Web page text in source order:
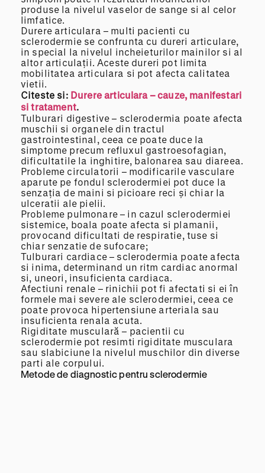
produse la nivelul vaselor de sange si al celor
limfatice.
Durere articulara – multi pacienti cu
sclerodermie se confrunta cu dureri articulare,
in special la nivelul incheieturilor mainilor si al
altor articulații. Aceste dureri pot limita
mobilitatea articulara si pot afecta calitatea
vietii.
Citeste si: Durere articulara – cauze, manifestari
si tratament.
Tulburari digestive – sclerodermia poate afecta
muschii si organele din tractul
gastrointestinal, ceea ce poate duce la
simptome precum refluxul gastroesofagian,
dificultatile la inghitire, balonarea sau diareea.
Probleme circulatorii – modificarile vasculare
aparute pe fondul sclerodermiei pot duce la
senzația de maini si picioare reci și chiar la
ulceratii ale pielii.
Probleme pulmonare – in cazul sclerodermiei
sistemice, boala poate afecta si plamanii,
provocand dificultati de respiratie, tuse si
chiar senzatie de sufocare;
Tulburari cardiace – sclerodermia poate afecta
si inima, determinand un ritm cardiac anormal
si, uneori, insuficienta cardiaca.
Afectiuni renale – rinichii pot fi afectati si ei în
formele mai severe ale sclerodermiei, ceea ce
poate provoca hipertensiune arteriala sau
insuficienta renala acuta.
Rigiditate musculară – pacientii cu
sclerodermie pot resimti rigiditate musculara
sau slabiciune la nivelul muschilor din diverse
parti ale corpului.
Metode de diagnostic pentru sclerodermie